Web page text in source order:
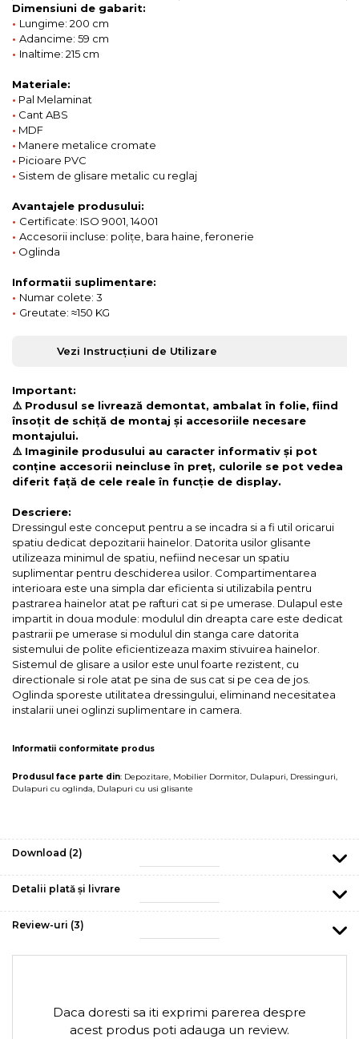
Dimensiuni de gabarit:
• Lungime: 200 cm
• Adancime: 59 cm
• Inaltime: 215 cm
Materiale:
• Pal Melaminat
• Cant ABS
• MDF
• Manere metalice cromate
• Picioare PVC
• Sistem de glisare metalic cu reglaj
Avantajele produsului:
• Certificate: ISO 9001, 14001
• Accesorii incluse: polițe, bara haine, feronerie
• Oglinda
Informatii suplimentare:
• Numar colete: 3
• Greutate: ≈150 KG
Vezi Instrucțiuni de Utilizare
Important:
⚠️ Produsul se livrează demontat, ambalat în folie, fiind
însoțit de schiță de montaj și accesoriile necesare
montajului.
⚠️ Imaginile produsului au caracter informativ și pot
conține accesorii neincluse în preț, culorile se pot vedea
diferit față de cele reale în funcție de display.
Descriere:
Dressingul este conceput pentru a se incadra si a fi util oricarui
spatiu dedicat depozitarii hainelor. Datorita usilor glisante
utilizeaza minimul de spatiu, nefiind necesar un spatiu
suplimentar pentru deschiderea usilor. Compartimentarea
interioara este una simpla dar eficienta si utilizabila pentru
pastrarea hainelor atat pe rafturi cat si pe umerase. Dulapul este
impartit in doua module: modulul din dreapta care este dedicat
pastrarii pe umerase si modulul din stanga care datorita
sistemului de polite eficientizeaza maxim stivuirea hainelor.
Sistemul de glisare a usilor este unul foarte rezistent, cu
directionale si role atat pe sina de sus cat si pe cea de jos.
Oglinda sporeste utilitatea dressingului, eliminand necesitatea
instalarii unei oglinzi suplimentare in camera.
Informatii conformitate produs
Produsul face parte din: Depozitare, Mobilier Dormitor, Dulapuri, Dressinguri,
Dulapuri cu oglinda, Dulapuri cu usi glisante
Download (2)
Detalii plată și livrare
Review-uri (3)
Daca doresti sa iti exprimi parerea despre
acest produs poti adauga un review.